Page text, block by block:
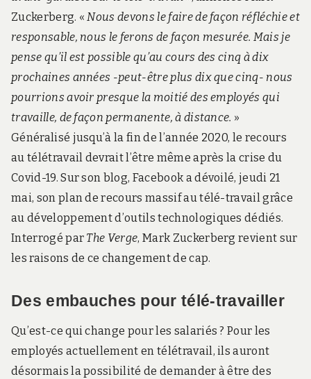
Zuckerberg. « Nous devons le faire de façon réfléchie et
responsable, nous le ferons de façon mesurée. Mais je
pense qu’il est possible qu’au cours des cinq à dix
prochaines années -peut-être plus dix que cinq- nous
pourrions avoir presque la moitié des employés qui
travaille, de façon permanente, à distance. »
Généralisé jusqu’à la fin de l’année 2020, le recours
au télétravail devrait l’être même après la crise du
Covid-19. Sur son blog, Facebook a dévoilé, jeudi 21
mai, son plan de recours massif au télé-travail grâce
au développement d’outils technologiques dédiés.
Interrogé par The Verge, Mark Zuckerberg revient sur
les raisons de ce changement de cap.
Des embauches pour télé-travailler
Qu’est-ce qui change pour les salariés ? Pour les
employés actuellement en télétravail, ils auront
désormais la possibilité de demander à être des